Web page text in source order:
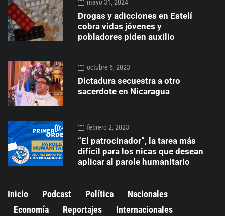
mayo 31, 2024
Drogas y adicciones en Estelí
cobra vidas jóvenes y
pobladores piden auxilio
octubre 6, 2023
Dictadura secuestra a otro
sacerdote en Nicaragua
febrero 2, 2023
“El patrocinador”, la tarea más
difícil para los nicas que desean
aplicar al parole humanitario
Inicio Podcast Política
Nacionales
Economía
Reportajes Internacionales